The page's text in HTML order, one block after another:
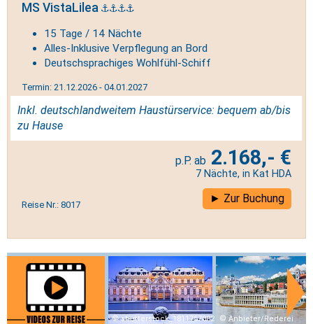
MS VistaLilea
15 Tage / 14 Nächte
Alles-Inklusive Verpflegung an Bord
Deutschsprachiges Wohlfühl-Schiff
Termin: 21.12.2026 - 04.01.2027
Inkl. deutschlandweitem Haustürservice: bequem ab/bis
zu Hause
2.168,- €
7 Nächte, in Kat HDA
Reise Nr.: 8017 Zur Buchung
shutterstock_1811757082 Anbieter/Rederei